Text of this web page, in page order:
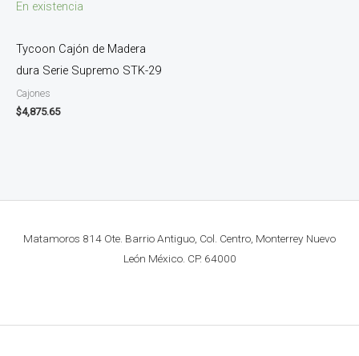
En existencia
Tycoon Cajón de Madera
dura Serie Supremo STK-29
Cajones
$4,875.65
Matamoros 814 Ote. Barrio Antiguo, Col. Centro, Monterrey Nuevo
León México. CP. 64000